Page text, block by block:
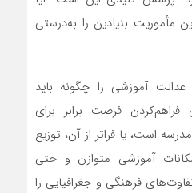
مأموریت بنیادین را به‌درستی
آموزشی را چگونه باید
فراهم‌کردن فرصت برابر برای
است، یا فراتر از آن، توزیع
آموزشی متوازن و حتی
فرهنگی و جغرافیایی را